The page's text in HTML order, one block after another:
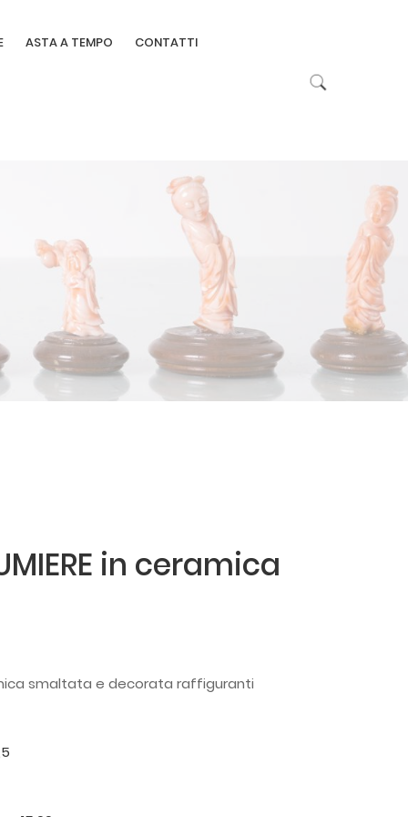
ASTA A TEMPO CONTATTI
in ceramica
smaltata e decorata raffiguranti